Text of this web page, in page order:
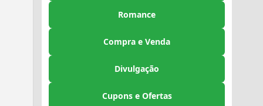
Romance
Compra e Venda
Divulgação
Cupons e Ofertas